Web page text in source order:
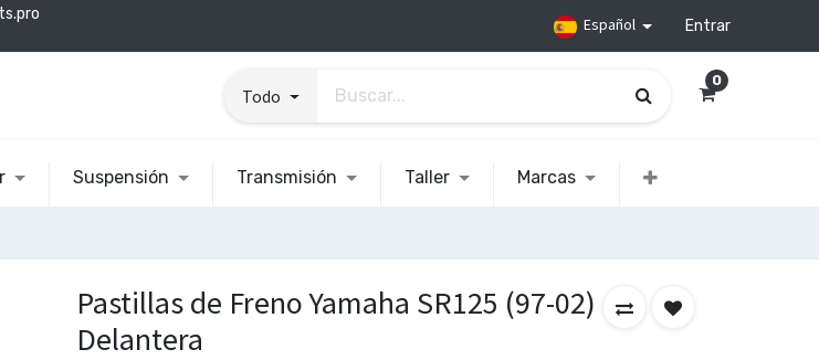
Español Entrar
Todo
0
Suspensión Transmisión Taller Marcas
Pastillas de Freno Yamaha SR125 (97-02)
Delantera